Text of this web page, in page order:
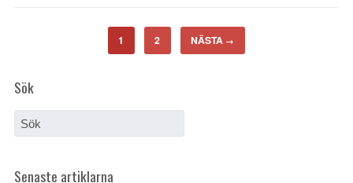
1 2 NÄSTA →
Sök
Senaste artiklarna